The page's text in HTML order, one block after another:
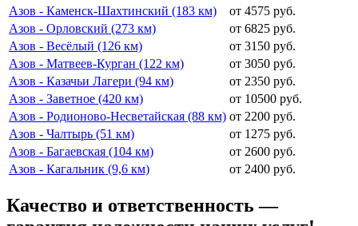
Азов - Каменск-Шахтинский (183 км)
от 4575 руб.
Азов - Орловский (273 км)
от 6825 руб.
Азов - Весёлый (126 км)
от 3150 руб.
Азов - Матвеев-Курган (122 км)
от 3050 руб.
Азов - Казачьи Лагери (94 км)
от 2350 руб.
Азов - Заветное (420 км)
от 10500 руб.
Азов - Родионово-Несветайская (88 км) от 2200 руб.
Азов - Чалтырь (51 км)
от 1275 руб.
Азов - Багаевская (104 км)
от 2600 руб.
Азов - Кагальник (9,6 км)
от 2400 руб.
Качество и ответственность —